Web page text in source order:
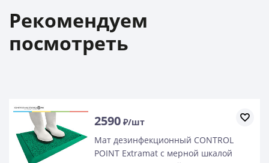
Рекомендуем
посмотреть
2590 ₽/шт
Мат дезинфекционный CONTROL
POINT Extramat с мерной шкалой